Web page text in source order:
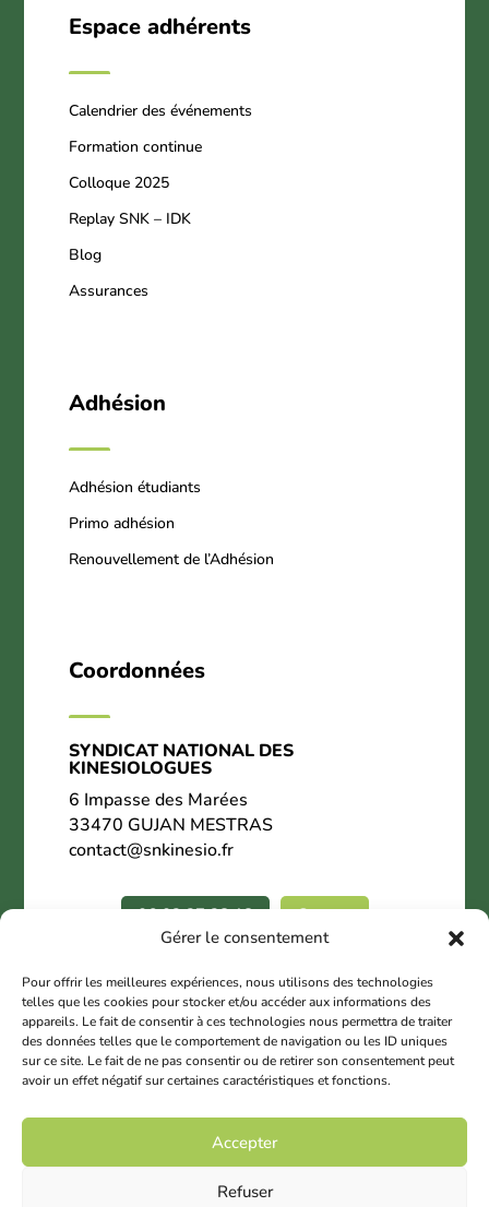
Gérer le consentement
Pour offrir les meilleures expériences, nous utilisons des technologies
telles que les cookies pour stocker et/ou accéder aux informations des
appareils. Le fait de consentir à ces technologies nous permettra de traiter
des données telles que le comportement de navigation ou les ID uniques
sur ce site. Le fait de ne pas consentir ou de retirer son consentement peut
avoir un effet négatif sur certaines caractéristiques et fonctions.
Accepter
Refuser
Espace adhérents
Calendrier des événements
Formation continue
Colloque 2025
Replay SNK – IDK
Blog
Assurances
Adhésion
Adhésion étudiants
Primo adhésion
Renouvellement de l’Adhésion
Coordonnées
SYNDICAT NATIONAL DES
KINESIOLOGUES
6 Impasse des Marées
33470 GUJAN MESTRAS
contact@snkinesio.fr
06.02.27.28.18 Contact
© 2025 Copyright SNK
Mentions légales